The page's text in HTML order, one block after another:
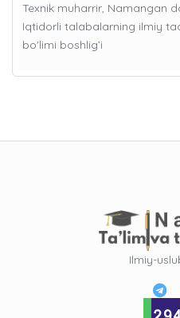
Texnik muharrir, Namangan
Iqtidorli talabalarning ilmiy
bo'limi boshlig’i
Ilmiy-